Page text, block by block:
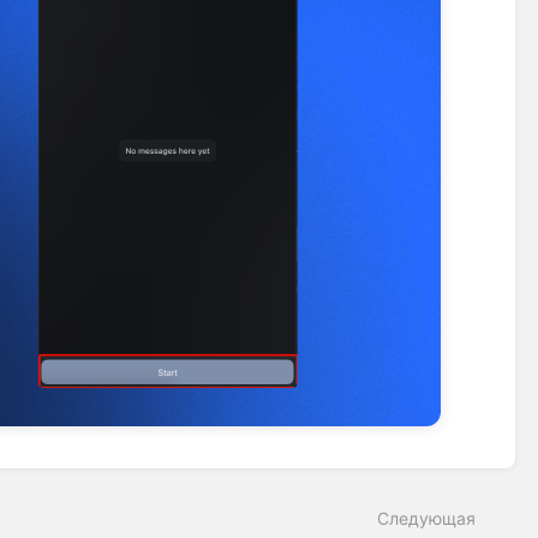
Следующая